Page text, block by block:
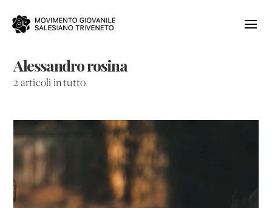
Alessandro rosina
2 articoli in tutto